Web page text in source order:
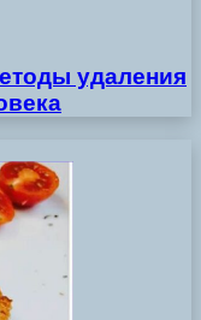
удаления